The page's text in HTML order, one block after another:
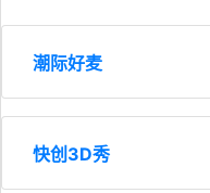
潮际好麦
快创3D秀